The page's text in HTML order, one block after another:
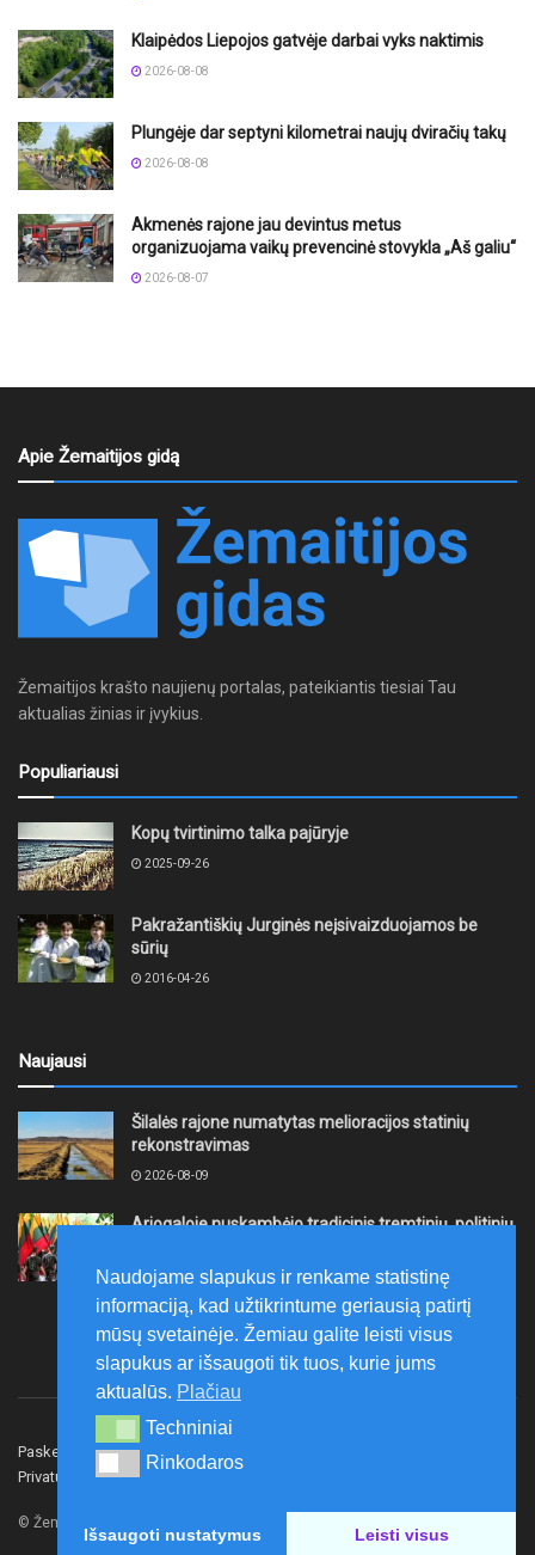
Klaipėdos Liepojos gatvėje darbai vyks naktimis
2026-08-08
Plungėje dar septyni kilometrai naujų dviračių takų
2026-08-08
Akmenės rajone jau devintus metus
organizuojama vaikų prevencinė stovykla „Aš galiu“
2026-08-07
Apie Žemaitijos gidą
Žemaitijos krašto naujienų portalas, pateikiantis tiesiai Tau
aktualias žinias ir įvykius.
Populiariausi
Kopų tvirtinimo talka pajūryje
2025-09-26
Pakražantiškių Jurginės neįsivaizduojamos be
sūrių
2016-04-26
Naujausi
Šilalės rajone numatytas melioracijos statinių
rekonstravimas
2026-08-09
Ariogaloje nuskambėjo tradicinis tremtinių, politinių
širdy“
2026-08-08
Paskelbk naujieną Rašyti redakcijai
Privatumo politika
© Žemaitijos gidas.
Naudojame slapukus ir renkame statistinę
informaciją, kad užtikrintume geriausią patirtį
mūsų svetainėje. Žemiau galite leisti visus
slapukus ar išsaugoti tik tuos, kurie jums
aktualūs. Plačiau
Techniniai
Techniniai
Rinkodaros
Rinkodaros
Išsaugoti nustatymus Leisti visus